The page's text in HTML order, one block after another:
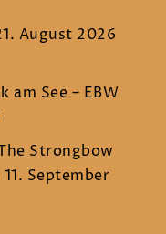
August 2026
am See – EBW
Strongbow
11. September